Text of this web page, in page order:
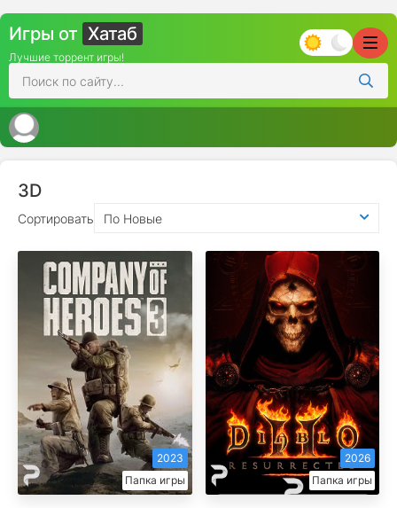
Игры от Хатаб
Лучшие торрент игры!
3D
Сортировать По Новые
Папка игры
2023
Папка игры
2026